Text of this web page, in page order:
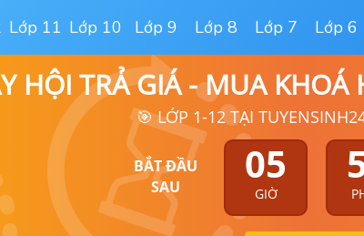
Lớp 11 Lớp 10 Lớp 9 Lớp 8 Lớp 7 Lớp 6
HỘI TRẢ GIÁ - MUA KHOÁ
🎯 LỚP 1-12 TẠI
BẮT ĐẦU
SAU
05
GIỜ